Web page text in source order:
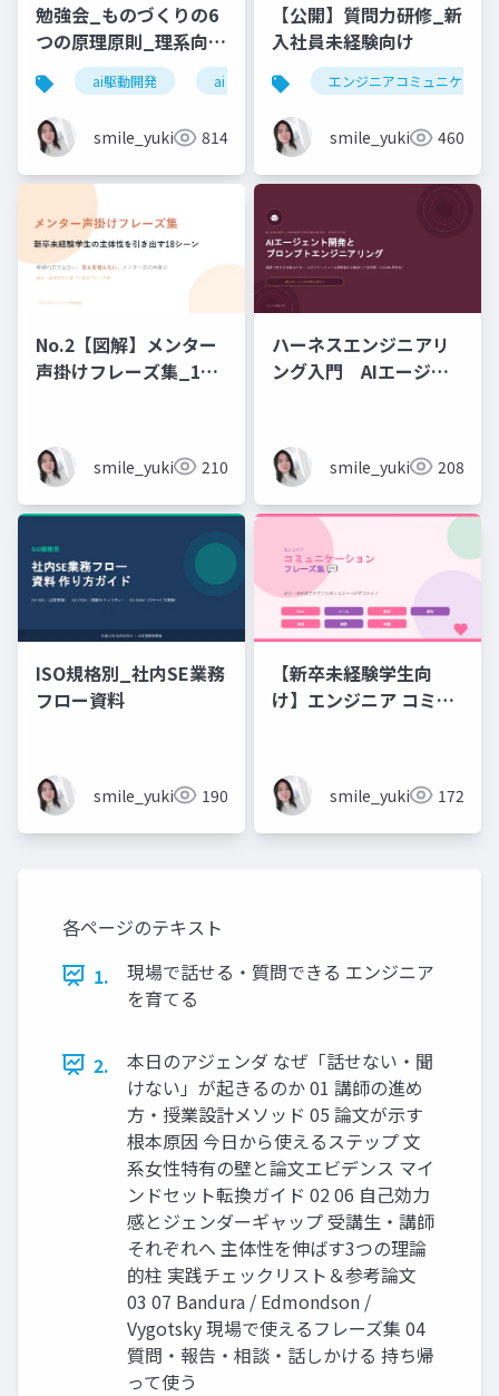
勉強会_ものづくりの6
つの原理原則_理系向け
6時間_2026_05_24_
石黒友季子
ai駆動開発 ai
smile_yukiko_it814
【公開】質問力研修_新
入社員未経験向け
エンジニアコミュニケーシ
smile_yukiko_it460
No.2【図解】メンター
声掛けフレーズ集_18
smile_yukiko_it210
ハーネスエンジニアリ
ング入門 AIエージェ
smile_yukiko_it208
ISO規格別_社内SE業務
フロー資料
smile_yukiko_it190
【新卒未経験学生向
け】エンジニア コミュ
のコミュニケーション
フレーズ集smile_yukiko_it172
各ページのテキスト
1.
現場で話せる・質問できる エンジニア
を育てる
2.
本日のアジェンダ なぜ「話せない・聞
けない」が起きるのか 01 講師の進め
方・授業設計メソッド 05 論文が示す
根本原因 今日から使えるステップ 文
系女性特有の壁と論文エビデンス マイ
ンドセット転換ガイド 02 06 自己効力
感とジェンダーギャップ 受講生・講師
それぞれへ 主体性を伸ばす3つの理論
的柱 実践チェックリスト＆参考論文
03 07 Bandura / Edmondson /
Vygotsky 現場で使えるフレーズ集 04
質問・報告・相談・話しかける 持ち帰
って使う